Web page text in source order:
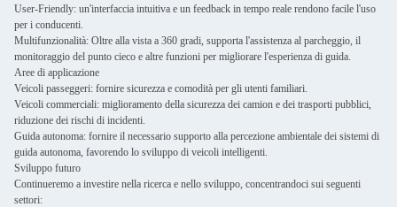
User-Friendly: un'interfaccia intuitiva e un feedback in tempo reale rendono facile l'uso
per i conducenti.
Multifunzionalità: Oltre alla vista a 360 gradi, supporta l'assistenza al parcheggio, il
monitoraggio del punto cieco e altre funzioni per migliorare l'esperienza di guida.
Aree di applicazione
Veicoli passeggeri: fornire sicurezza e comodità per gli utenti familiari.
Veicoli commerciali: miglioramento della sicurezza dei camion e dei trasporti pubblici,
riduzione dei rischi di incidenti.
Guida autonoma: fornire il necessario supporto alla percezione ambientale dei sistemi di
guida autonoma, favorendo lo sviluppo di veicoli intelligenti.
Sviluppo futuro
Continueremo a investire nella ricerca e nello sviluppo, concentrandoci sui seguenti
settori: